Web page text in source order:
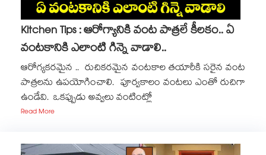
Kitchen Tips : ఆరోగ్యానికి వంట పాత్రలే కీలకం.. ఏ
వంటకానికి ఎలాంటి గిన్నె వాడాలి..
ఆరోగ్యకరమైన .. రుచికరమైన వంటకాల తయారీకి సరైన వంట
పాత్రలను ఉపయోగించాలి. పూర్వకాలం వంటలు ఎంతో రుచిగా
ఉండేవి. ఒకప్పుడు అవ్వలు వంటింట్లో
Read More